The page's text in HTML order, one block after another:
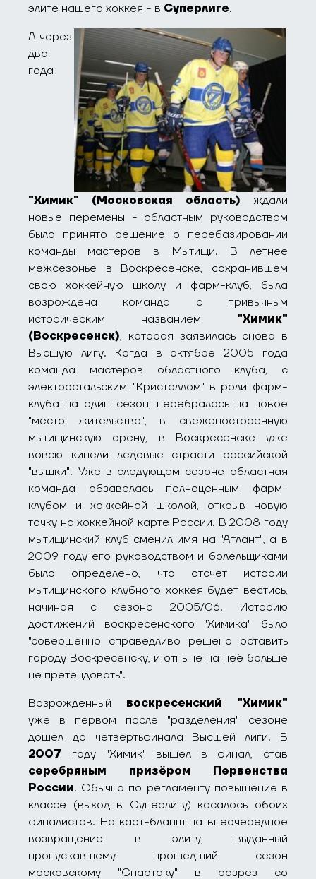
элите нашего хоккея - в Суперлиге.
А через
два
года
"Химик" (Московская область) ждали
новые перемены - областным руководством
было принято решение о перебазировании
команды мастеров в Мытищи. В летнее
межсезонье в Воскресенске, сохранившем
свою хоккейную школу и фарм-клуб, была
возрождена команда с привычным
историческим названием "Химик"
(Воскресенск), которая заявилась снова в
Высшую лигу. Когда в октябре 2005 года
команда мастеров областного клуба, с
электростальским "Кристаллом" в роли фарм-
клуба на один сезон, перебралась на новое
"место жительства", в свежепостроенную
мытищинскую арену, в Воскресенске уже
вовсю кипели ледовые страсти российской
"вышки". Уже в следующем сезоне областная
команда обзавелась полноценным фарм-
клубом и хоккейной школой, открыв новую
точку на хоккейной карте России. В 2008 году
мытищинский клуб сменил имя на "Атлант", а в
2009 году его руководством и болельщиками
было определено, что отсчёт истории
мытищинского клубного хоккея будет вестись,
начиная с сезона 2005/06. Историю
достижений воскресенского "Химика" было
"совершенно справедливо решено оставить
городу Воскресенску, и отныне на неё больше
не претендовать".
Возрождённый воскресенский "Химик"
уже в первом после "разделения" сезоне
дошёл до четвертьфинала Высшей лиги. В
2007 году "Химик" вышел в финал, став
серебряным призёром Первенства
России. Обычно по регламенту повышение в
классе (выход в Суперлигу) касалось обоих
финалистов. Но карт-бланш на внеочередное
возвращение в элиту, выданный
пропускавшему прошедший сезон
московскому "Спартаку" в разрез со